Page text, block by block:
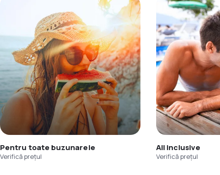
Pentru toate buzunarele
Verifică prețul
All inclusive
Verifică prețul